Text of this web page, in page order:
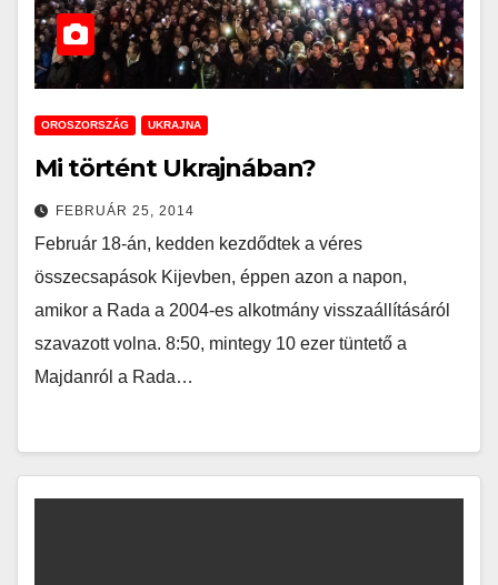
OROSZORSZÁG UKRAJNA
Mi történt Ukrajnában?
FEBRUÁR 25, 2014
Február 18-án, kedden kezdődtek a véres
összecsapások Kijevben, éppen azon a napon,
amikor a Rada a 2004-es alkotmány visszaállításáról
szavazott volna. 8:50, mintegy 10 ezer tüntető a
Majdanról a Rada…